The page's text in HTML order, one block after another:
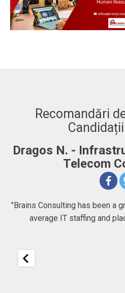
Recomandări
Dragos N. -
Telecom
"Brains Consulting has been a
average IT staffing and